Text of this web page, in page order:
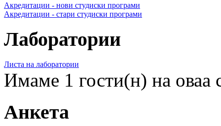
Акредитации - нови студиски програми
Акредитации - стари студиски програми
Лаборатории
Листа на лаборатории
Имаме 1 гости(н) на оваа
Анкета